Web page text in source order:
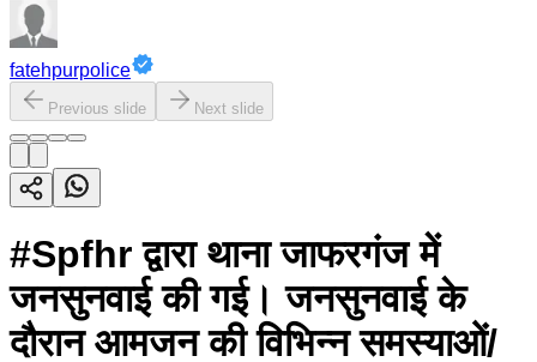
fatehpurpolice
Previous slide Next slide
#Spfhr द्वारा थाना जाफरगंज में
जनसुनवाई की गई। जनसुनवाई के
दौरान आमजन की विभिन्न समस्याओं/